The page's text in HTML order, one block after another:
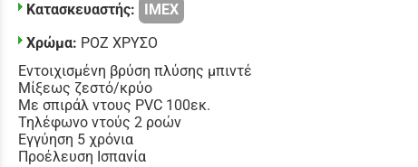
Κατασκευαστής:
IMEX
Χρώμα: ΡΟΖ ΧΡΥΣΟ
Εντοιχισμένη βρύση πλύσης μπιντέ
Μίξεως ζεστό/κρύο
Με σπιράλ ντους PVC 100εκ.
Τηλέφωνο ντούς 2 ροών
Εγγύηση 5 χρόνια
Προέλευση Ισπανία